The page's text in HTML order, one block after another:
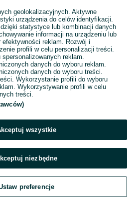
na stronę główną
geolokalizacyjnych. Aktywne
urządzenia do celów identyfikacji.
statystyce lub kombinacji danych
informacji na urządzeniu lub
reklam. Rozwój i
profili w celu personalizacji treści.
spersonalizowanych reklam.
danych do wyboru reklam.
danych do wyboru treści.
Wykorzystanie profili do wyboru
Wykorzystywanie profili w celu
treści.
wszystkie
niezbędne
preferencje